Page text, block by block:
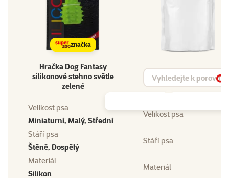
značka
Hračka Dog Fantasy
silikonové stehno světle
zelené
Vyhledat produkt
Velikost psa
Miniaturní, Malý, Střední
Velikost psa
Stáří psa
Štěně, Dospělý
Stáří psa
Materiál
Silikon
Materiál